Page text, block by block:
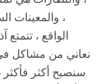
، والمعينات
الواقع ،
نعاني من مشاكل
سنصبح أكثر